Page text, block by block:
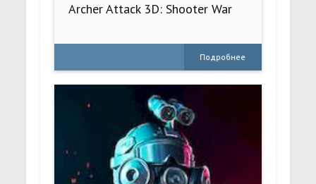
Archer Attack 3D: Shooter War
Подробнее